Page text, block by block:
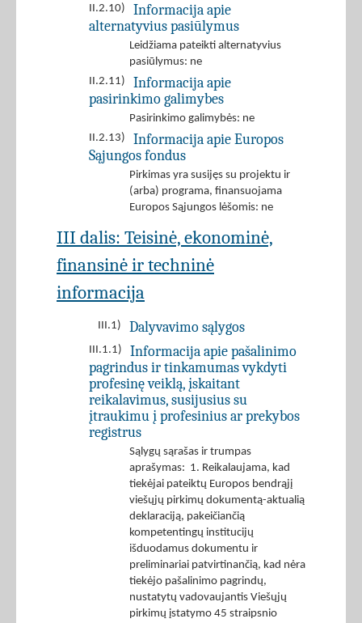
II.2.10)
Informacija apie
alternatyvius pasiūlymus
Leidžiama pateikti alternatyvius
pasiūlymus: ne
II.2.11)
Informacija apie
pasirinkimo galimybes
Pasirinkimo galimybės: ne
II.2.13)
Informacija apie Europos
Sąjungos fondus
Pirkimas yra susijęs su projektu ir
(arba) programa, finansuojama
Europos Sąjungos lėšomis: ne
III dalis: Teisinė, ekonominė,
finansinė ir techninė
informacija
III.1) Dalyvavimo sąlygos
III.1.1)
Informacija apie pašalinimo
pagrindus ir tinkamumas vykdyti
profesinę veiklą, įskaitant
reikalavimus, susijusius su
įtraukimu į profesinius ar prekybos
registrus
Sąlygų sąrašas ir trumpas
aprašymas: 1. Reikalaujama, kad
tiekėjai pateiktų Europos bendrąjį
viešųjų pirkimų dokumentą-aktualią
deklaraciją, pakeičiančią
kompetentingų institucijų
išduodamus dokumentu ir
preliminariai patvirtinančią, kad nėra
tiekėjo pašalinimo pagrindų,
nustatytų vadovaujantis Viešųjų
pirkimų įstatymo 45 straipsnio